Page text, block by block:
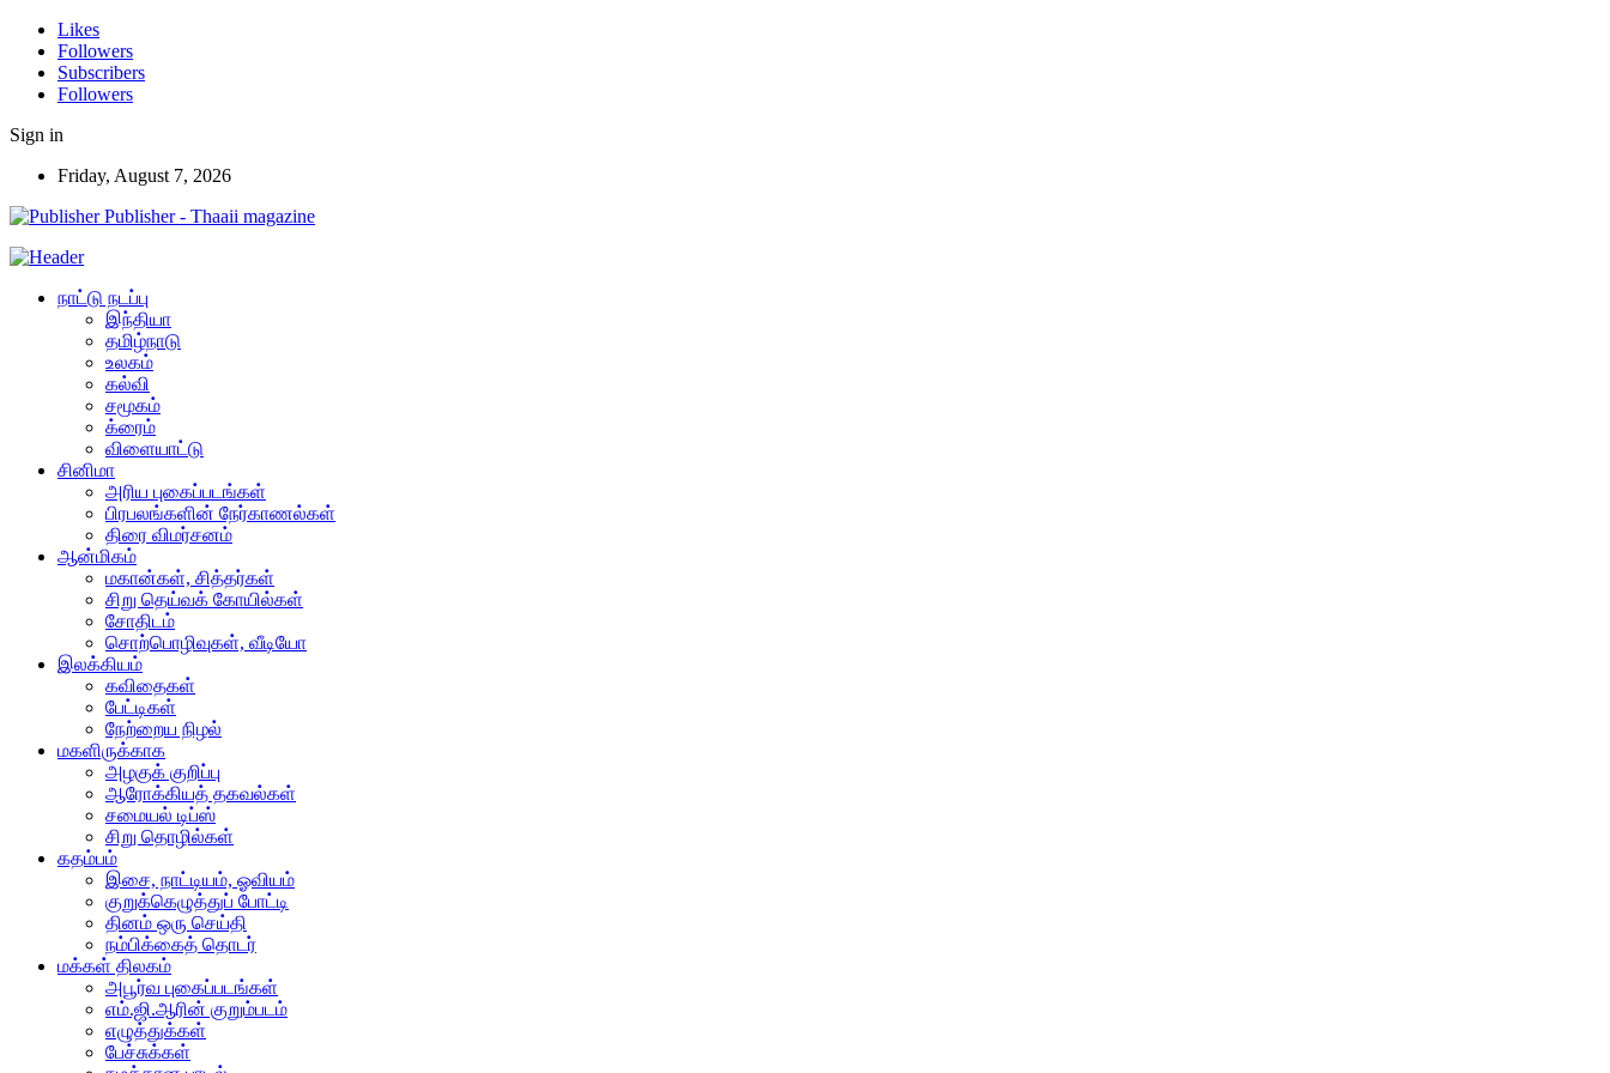
Likes
Followers
Subscribers
Followers
Sign in
Friday, August 7, 2026
Publisher - Thaaii magazine
நாட்டு நடப்பு
இந்தியா
தமிழ்நாடு
உலகம்
கல்வி
சமூகம்
க்ரைம்
விளையாட்டு
சினிமா
அரிய புகைப்படங்கள்
பிரபலங்களின் நேர்காணல்கள்
திரை விமர்சனம்
ஆன்மிகம்
மகான்கள், சித்தர்கள்
சிறு தெய்வக் கோயில்கள்
சோதிடம்
சொற்பொழிவுகள், வீடியோ
இலக்கியம்
கவிதைகள்
பேட்டிகள்
நேற்றைய நிழல்
மகளிருக்காக
அழகுக் குறிப்பு
ஆரோக்கியத் தகவல்கள்
சமையல் டிப்ஸ்
சிறு தொழில்கள்
கதம்பம்
இசை, நாட்டியம், ஓவியம்
குறுக்கெழுத்துப் போட்டி
தினம் ஒரு செய்தி
நம்பிக்கைத் தொடர்
மக்கள் திலகம்
அபூர்வ புகைப்படங்கள்
எம்.ஜி.ஆரின் குறும்படம்
எழுத்துக்கள்
பேச்சுக்கள்